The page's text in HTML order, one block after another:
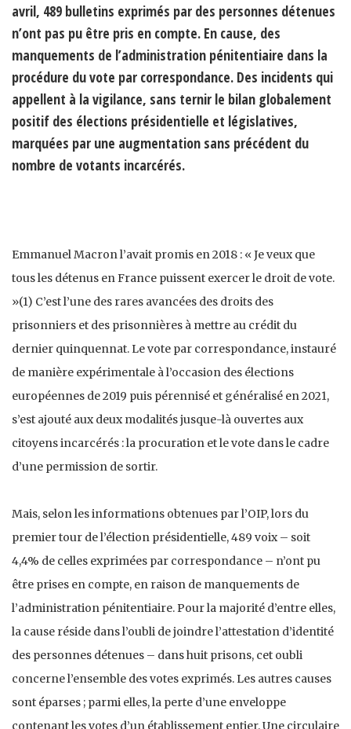
avril, 489 bulletins exprimés par des personnes détenues
n’ont pas pu être pris en compte. En cause, des
manquements de l’administration pénitentiaire dans la
procédure du vote par correspondance. Des incidents qui
appellent à la vigilance, sans ternir le bilan globalement
positif des élections présidentielle et législatives,
marquées par une augmentation sans précédent du
nombre de votants incarcérés.
Emmanuel Macron l’avait promis en 2018 : « Je veux que
tous les détenus en France puissent exercer le droit de vote.
»(1) C’est l’une des rares avancées des droits des
prisonniers et des prisonnières à mettre au crédit du
dernier quinquennat. Le vote par correspondance, instauré
de manière expérimentale à l’occasion des élections
européennes de 2019 puis pérennisé et généralisé en 2021,
s’est ajouté aux deux modalités jusque-là ouvertes aux
citoyens incarcérés : la procuration et le vote dans le cadre
d’une permission de sortir.
Mais, selon les informations obtenues par l’OIP, lors du
premier tour de l’élection présidentielle, 489 voix – soit
4,4% de celles exprimées par correspondance – n’ont pu
être prises en compte, en raison de manquements de
l’administration pénitentiaire. Pour la majorité d’entre elles,
la cause réside dans l’oubli de joindre l’attestation d’identité
des personnes détenues – dans huit prisons, cet oubli
concerne l’ensemble des votes exprimés. Les autres causes
sont éparses ; parmi elles, la perte d’une enveloppe
contenant les votes d’un établissement entier. Une circulaire